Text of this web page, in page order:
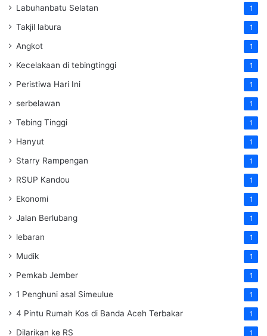
Labuhanbatu Selatan 1
Takjil labura 1
Angkot 1
Kecelakaan di tebingtinggi 1
Peristiwa Hari Ini 1
serbelawan 1
Tebing Tinggi 1
Hanyut 1
Starry Rampengan 1
RSUP Kandou 1
Ekonomi 1
Jalan Berlubang 1
lebaran 1
Mudik 1
Pemkab Jember 1
1 Penghuni asal Simeulue 1
4 Pintu Rumah Kos di Banda Aceh Terbakar 1
Dilarikan ke RS 1